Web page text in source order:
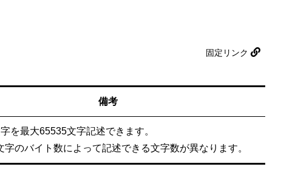
固定リンク
備考
を最大65535文字記述できます。
字のバイト数によって記述できる文字数が異なります。